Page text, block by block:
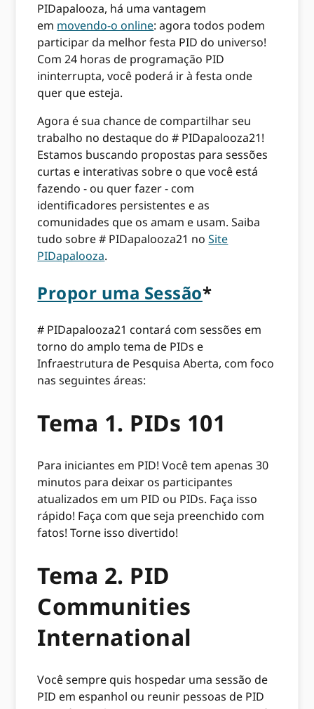
PIDapalooza, há uma vantagem
em movendo-o online: agora todos podem
participar da melhor festa PID do universo!
Com 24 horas de programação PID
ininterrupta, você poderá ir à festa onde
quer que esteja.
Agora é sua chance de compartilhar seu
trabalho no destaque do # PIDapalooza21!
Estamos buscando propostas para sessões
curtas e interativas sobre o que você está
fazendo - ou quer fazer - com
identificadores persistentes e as
comunidades que os amam e usam. Saiba
tudo sobre # PIDapalooza21 noSite
PIDapalooza.
Propor uma Sessão*
# PIDapalooza21 contará com sessões em
torno do amplo tema de PIDs e
Infraestrutura de Pesquisa Aberta, com foco
nas seguintes áreas:
Tema 1. PIDs 101
Para iniciantes em PID! Você tem apenas 30
minutos para deixar os participantes
atualizados em um PID ou PIDs. Faça isso
rápido! Faça com que seja preenchido com
fatos! Torne isso divertido!
Tema 2. PID
Communities
International
Você sempre quis hospedar uma sessão de
PID em espanhol ou reunir pessoas de PID